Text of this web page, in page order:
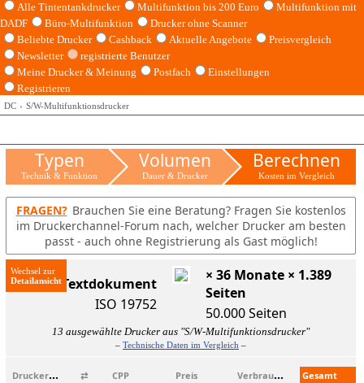
Alle Tintentankdrucker
Multifunktion bis 200 Euro
Multifunktion mit
DADF
Büro-Multifunktion
Drucker ohne Scanner
Beliebte Drucker
Cashback Aktuelle Angebote
Preisvergleich
Newsletter
registrierte Benutzer
Meine Drucker & Meinung
Postfach
Einstellungen
Registrieren
DC S/W-Multifunktionsdrucker
Typen
Technik & Funktion
Volumen
Dauer & Drucker
Berechnen
Kosten im Vergleich
FRAGEN? Brauchen Sie eine Beratung? Fragen Sie kostenlos
im Druckerchannel-Forum nach, welcher Drucker am besten
passt - auch ohne Registrierung als Gast möglich!
Wechsel zur
ISO-Textdokument
ISO 19752
× 36 Monate × 1.389
Seiten
50.000 Seiten
13 ausgewählte Drucker aus "S/W-Multifunktionsdrucker"
– Technische Daten im Vergleich –
D
ruckername ⇄ CPP Preis V
erbrauchsmaterialien